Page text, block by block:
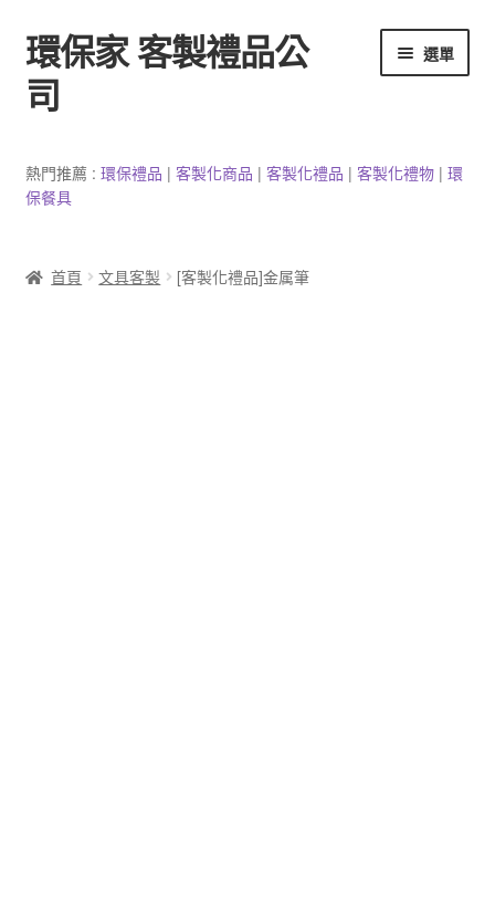
跳
至
導
跳
至
主
容
環保家 客製禮品公
司
選單
3C產品客製
熱門推薦 : 環保禮品 | 客製化商品 | 客製化禮品 | 客製化禮物| 環
保餐具
首頁 文具客製 [客製化禮品]金属筆